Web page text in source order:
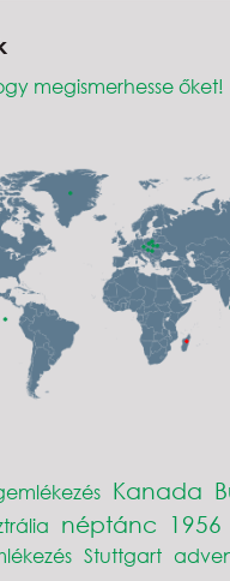
megismerhesse őket!
Kanada
néptánc 1956
Stuttgart